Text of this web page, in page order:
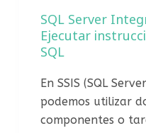
SQL Server
Ejecutar
SQL
En SSIS (SQL
podemos utilizar
componentes o